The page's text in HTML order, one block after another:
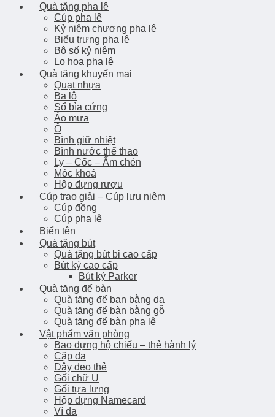
Quà tặng pha lê
Cúp pha lê
Kỷ niệm chương pha lê
Biểu trưng pha lê
Bộ số kỷ niệm
Lọ hoa pha lê
Quà tặng khuyến mại
Quạt nhựa
Ba lô
Sổ bìa cứng
Áo mưa
Ô
Bình giữ nhiệt
Bình nước thể thao
Ly – Cốc – Ấm chén
Móc khoá
Hộp đựng rượu
Cúp trao giải – Cúp lưu niệm
Cúp đồng
Cúp pha lê
Biển tên
Quà tặng bút
Quà tặng bút bi cao cấp
Bút ký cao cấp
Bút ký Parker
Quà tặng để bàn
Quà tặng để bạn bằng da
Quà tặng để bàn bằng gỗ
Quà tặng để bàn pha lê
Vật phẩm văn phòng
Bao đựng hộ chiếu – thẻ hành lý
Cặp da
Dây đeo thẻ
Gối chữ U
Gối tựa lưng
Hộp đựng Namecard
Ví da